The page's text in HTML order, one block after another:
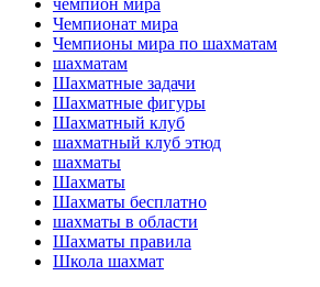
Чемпионат мира
Чемпионы мира по шахматам
шахматам
Шахматные задачи
Шахматные фигуры
Шахматный клуб
шахматный клуб этюд
шахматы
Шахматы
Шахматы бесплатно
шахматы в области
Шахматы правила
Школа шахмат